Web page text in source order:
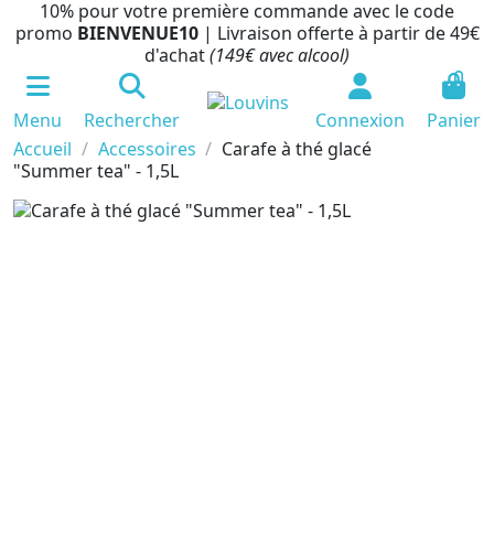
10% pour votre première commande avec le code
promo BIENVENUE10 | Livraison offerte à partir de 49€
d'achat(149€ avec alcool)
Menu Rechercher Connexion
0
Panier
Accueil
Accessoires
Carafe à thé glacé
"Summer tea" - 1,5L